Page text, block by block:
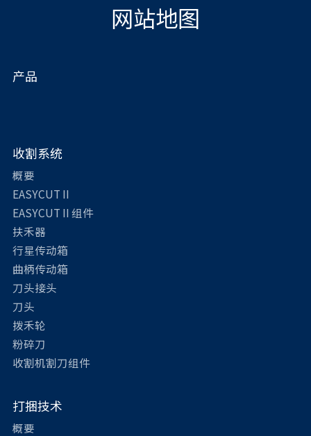
网站地图
产品
收割系统
概要
EASYCUT II
EASYCUT II 组件
扶禾器
行星传动箱
曲柄传动箱
刀头接头
刀头
拨禾轮
粉碎刀
收割机割刀组件
打捆技术
概要